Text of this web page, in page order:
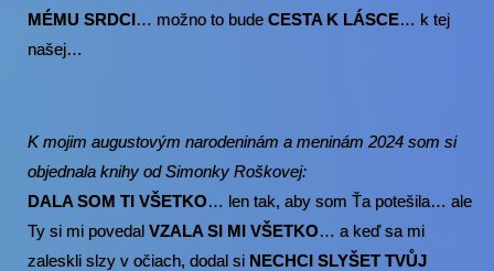
MÉMU SRDCI… možno to bude CESTA K LÁSCE… k tej
našej…
K mojim augustovým narodeninám a meninám 2024 som si
objednala knihy od Simonky Roškovej:
DALA SOM TI VŠETKO… len tak, aby som Ťa potešila… ale
Ty si mi povedal VZALA SI MI VŠETKO… a keď sa mi
zaleskli slzy v očiach, dodal si NECHCI SLYŠET TVŮJ